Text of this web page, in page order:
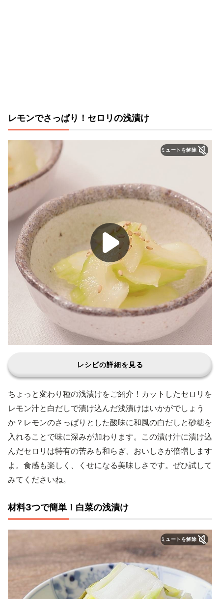
レモンでさっぱり！セロリの浅漬け
ミュートを解除
レシピの詳細を見る
ちょっと変わり種の浅漬けをご紹介！カットしたセロリを
レモン汁と白だしで漬け込んだ浅漬けはいかがでしょう
か？レモンのさっぱりとした酸味に和風の白だしと砂糖を
入れることで味に深みが加わります。この漬け汁に漬け込
んだセロリは特有の苦みも和らぎ、おいしさが倍増します
よ。食感も楽しく、くせになる美味しさです。ぜひ試して
みてくださいね。
材料3つで簡単！白菜の浅漬け
ミュートを解除